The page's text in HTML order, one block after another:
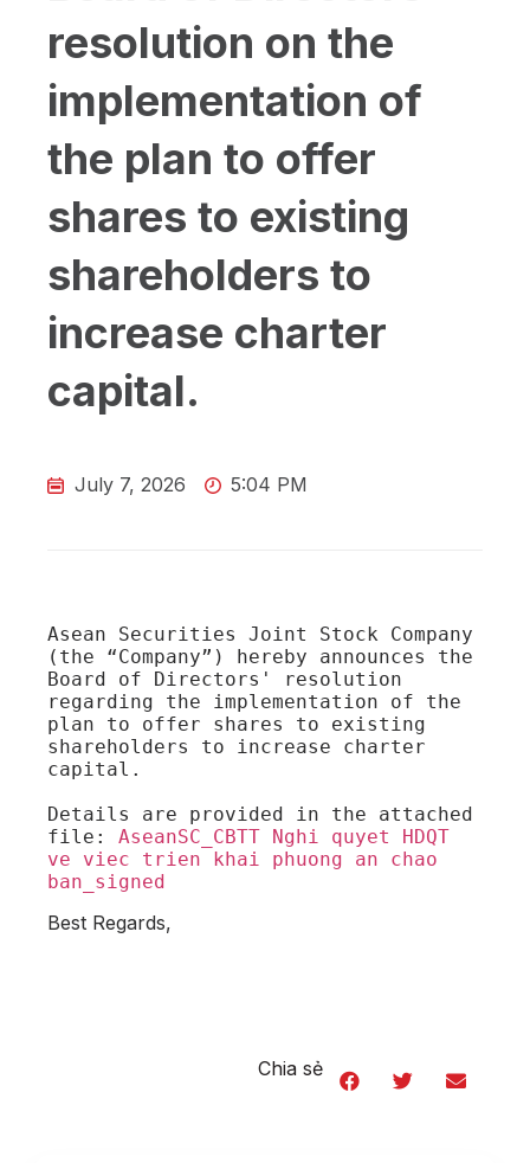
resolution on the
implementation of
the plan to offer
shares to existing
shareholders to
increase charter
capital.
July 7, 2026 5:04 PM
Asean Securities Joint Stock Company
(the “Company”) hereby announces the
Board of Directors' resolution
regarding the implementation of the
plan to offer shares to existing
shareholders to increase charter
capital.
Details are provided in the attached
file: AseanSC_CBTT Nghi quyet HDQT
ve viec trien khai phuong an chao
ban_signed
Best Regards,
Chia sẻ